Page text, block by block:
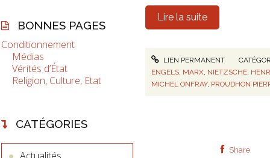
BONNES PAGES
Conditionnement
Médias
Vérités d’État
Religion, Culture, Etat
CATÉGORIES
Lire la suite
LIEN PERMANENT
ENGELS, MARX, NIETZSCHE,
MICHEL ONFRAY, PROUDHON
Share